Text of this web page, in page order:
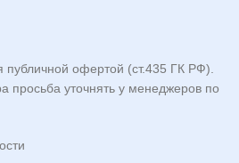
офертой (ст.435 ГК РФ).
просьба уточнять у менеджеров по